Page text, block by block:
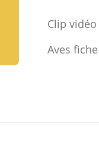
Clip
Aves